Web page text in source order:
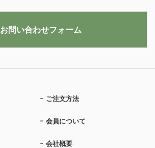
ご注文方法
会員について
会社概要
お問い合わせフォーム